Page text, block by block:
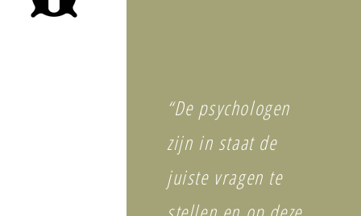
“De psychologen
zijn in staat de
juiste vragen te